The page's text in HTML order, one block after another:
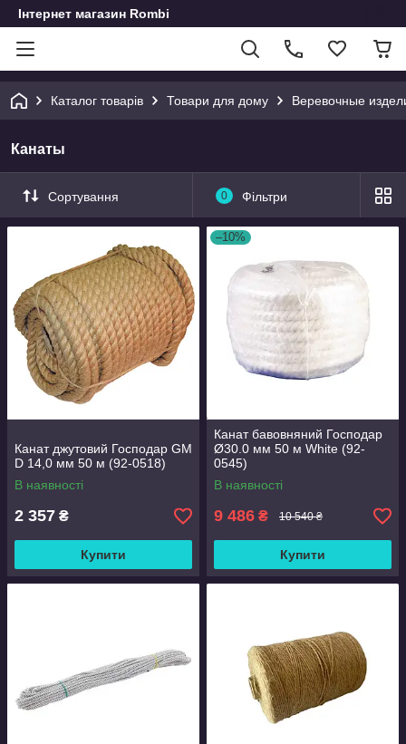
Інтернет магазин Rombi
Каталог товарів Товари для дому Веревочные
Канаты
Сортування 0 Фільтри
Канат джутовий Господар GM
D 14,0 мм 50 м (92-0518)
В наявності
2 357 ₴
Купити
–10%
Канат бавовняний Господар
Ø30.0 мм 50 м White (92-
0545)
В наявності
9 486 ₴ 10 540 ₴
Купити